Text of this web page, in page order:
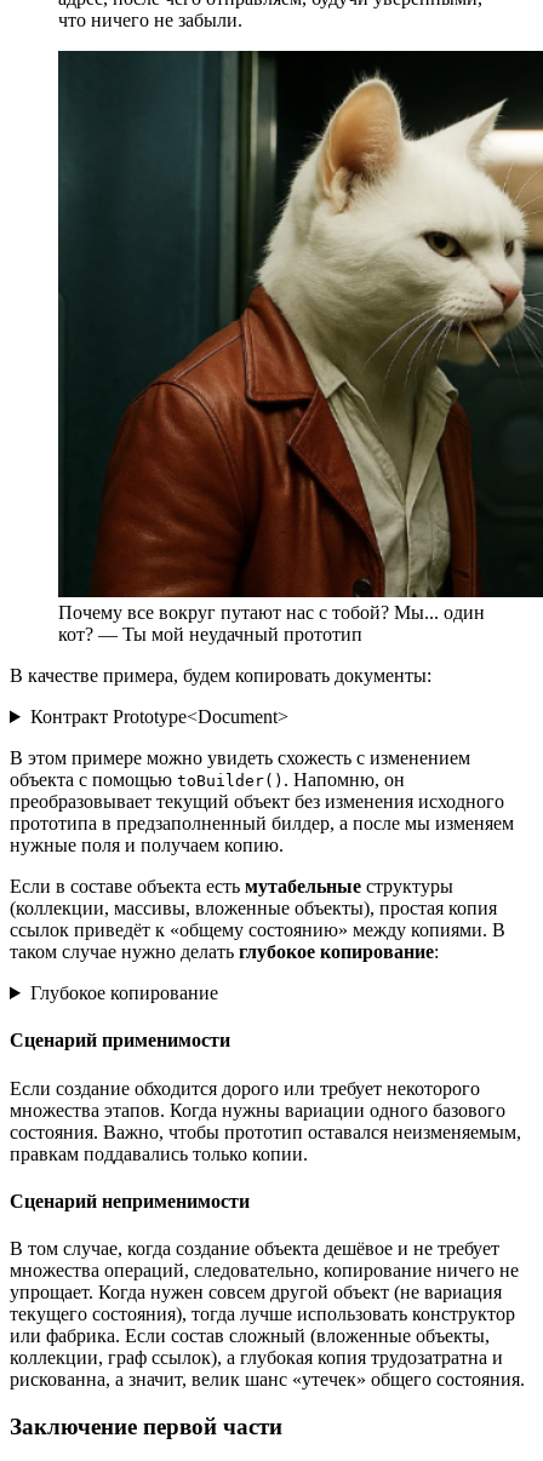
что ничего не забыли.
Почему все вокруг путают нас с тобой? Мы... один
кот? — Ты мой неудачный прототип
В качестве примера, будем копировать документы:
Контракт Prototype<Document>
В этом примере можно увидеть схожесть с изменением
объекта с помощью toBuilder() . Напомню, он
преобразовывает текущий объект без изменения исходного
прототипа в предзаполненный билдер, а после мы изменяем
нужные поля и получаем копию.
Если в составе объекта есть мутабельные структуры
(коллекции, массивы, вложенные объекты), простая копия
ссылок приведёт к «общему состоянию» между копиями. В
таком случае нужно делать глубокое копирование:
Глубокое копирование
Сценарий применимости
Если создание обходится дорого или требует некоторого
множества этапов. Когда нужны вариации одного базового
состояния. Важно, чтобы прототип оставался неизменяемым,
правкам поддавались только копии.
Сценарий неприменимости
В том случае, когда создание объекта дешёвое и не требует
множества операций, следовательно, копирование ничего не
упрощает. Когда нужен совсем другой объект (не вариация
текущего состояния), тогда лучше использовать конструктор
или фабрика. Если состав сложный (вложенные объекты,
коллекции, граф ссылок), а глубокая копия трудозатратна и
рискованна, а значит, велик шанс «утечек» общего состояния.
Заключение первой части